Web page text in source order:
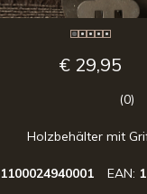
€ 29,95
(0)
Holzbehälter mit
1100024940001 EAN: